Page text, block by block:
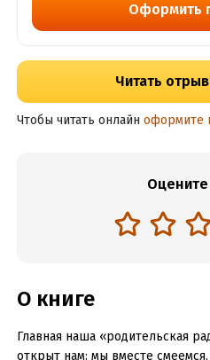
Оформить
Читать
Чтобы читать онлайн оформите
Оцените
О книге
Главная наша «родительская
открыт нам: мы вместе